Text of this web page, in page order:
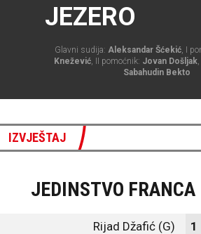
JEZERO
Glavni sudija: Aleksandar Šćekić, I
Knežević, II pomoćnik: Jovan Došljak
Sabahudin Bekto
IZVJEŠTAJ
JEDINSTVO FRANCA
Rijad Džafić (G) 1